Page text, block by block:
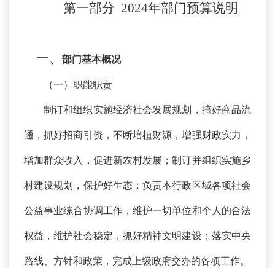
第一部分 2024年部门预算说明
一、 部门基本概况
（一）职能职责
制订和组织实施经济社会发展规划，搞好商品流
通，抓好招商引资，不断培植财源，增强财政实力，
增加群众收入，促进新农村发展；制订并组织实施乡
村建设规划，保护好生态；负责本行政区域各项社会
公益事业综合协调工作，维护一切单位和个人的合法
权益，维护社会稳定，抓好精神文明建设；落实中央
路线、方针和政策，完成上级政府交办的各项工作。